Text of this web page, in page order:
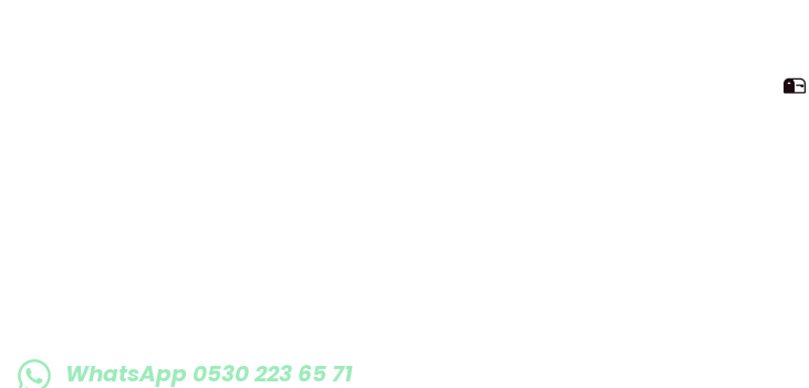
WhatsApp 0530 223 65 71